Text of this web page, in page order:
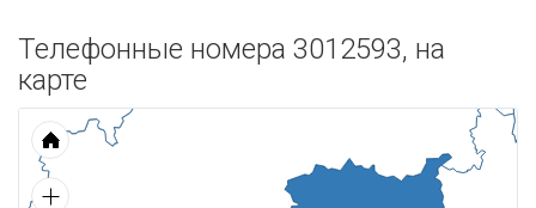
Телефонные номера 3012593, на
карте